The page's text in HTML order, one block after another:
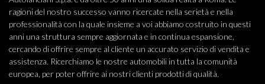
ragioni del nostro successo vanno ricercate nella serietà e nella
professionalità con la quale insieme a voi abbiamo costruito in questi
anni una struttura sempre aggiornata e in continua espansione,
cercando di offrire sempre al cliente un accurato servizio di vendita e
assistenza. Ricerchiamo le nostre automobili in tutta la comunità
europea, per poter offrire ai nostri clienti prodotti di qualità.